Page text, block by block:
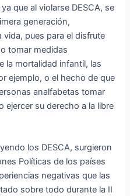
que al violarse DESCA, se
generación,
vida, pues para el disfrute
tomar medidas
la mortalidad infantil, las
ejemplo, o el hecho de que
analfabetas tomar
ejercer su derecho a la libre
los DESCA, surgieron
Políticas de los países
negativas que las
sobre todo durante la II